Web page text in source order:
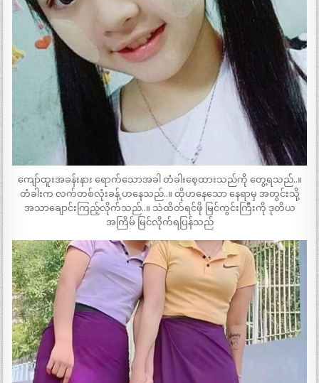
ကျော်ထူးအခန်းနား ရောက်သောအခါ တံခါးစေ့ထားသည်ကို တွေ့ရသည်..။
တံခါးက လက်တစ်လုံးခန့် ဟနေသည်..။ ထိုဟနေသော နေရာမှ အတွင်းသို့
အသာချောင်းကြည့်လိုက်သည်..။ သဲထိတ်ရင်ဖို မြင်ကွင်းကြီးကို ဒုတိယ
အကြိမ် မြင်လိုက်ရပြန်သည်